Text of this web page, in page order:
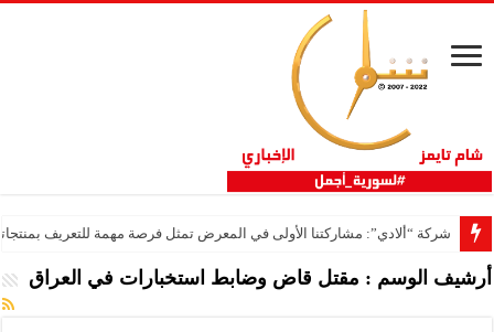
شركة “ألادي”: مشاركتنا الأولى في المعرض تمثل فرصة مهمة للتعريف
أرشيف الوسم : مقتل قاض وضابط استخبارات في العراق